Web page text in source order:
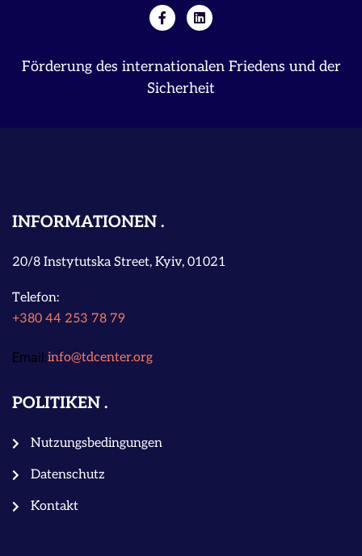
Förderung des internationalen Friedens und der
Sicherheit
INFORMATIONEN
20/8 Instytutska Street, Kyiv, 01021
Telefon:
+380 44 253 78 79
Email:info@tdcenter.org
POLITIKEN
Nutzungsbedingungen
Datenschutz
Kontakt